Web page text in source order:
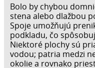
Bolo by chybou
stena alebo dlažbou
Spoje umožňujú
podkladu, čo
Niektoré plochy sú
vodou; patria medzi
okolie a rovnako